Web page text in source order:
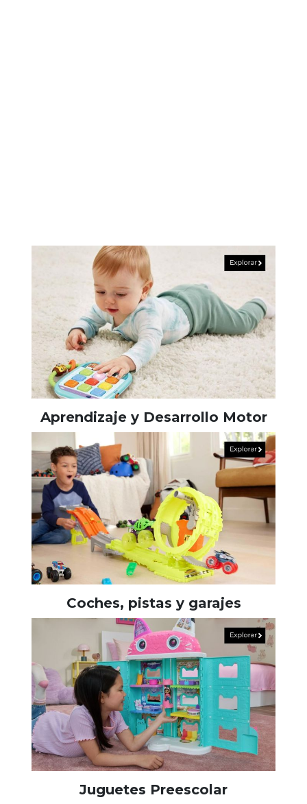
Aprendizaje y Desarrollo Motor
Coches, pistas y garajes
Juguetes Preescolar